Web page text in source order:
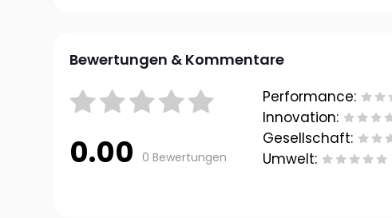
Bewertungen & Kommentare
0.00 0 Bewertungen
Performance:
Innovation:
Gesellschaft:
Umwelt: